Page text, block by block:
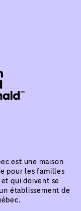
est une maison
pour les familles
qui doivent se
établissement de